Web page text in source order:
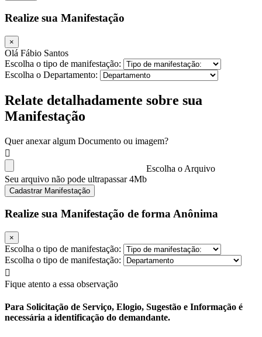
Realize sua Manifestação
×
Olá Fábio Santos
Escolha o tipo de manifestação:
Escolha o Departamento:
Relate detalhadamente sobre sua
Manifestação
Quer anexar algum Documento ou imagem?
Escolha o Arquivo
Seu arquivo não pode ultrapassar 4Mb
Cadastrar Manifestação
Realize sua Manifestação de forma Anônima
×
Escolha o tipo de manifestação:
Escolha o tipo de manifestação:
Fique atento a essa observação
Para Solicitação de Serviço, Elogio, Sugestão e Informação é
necessária a identificação do demandante.